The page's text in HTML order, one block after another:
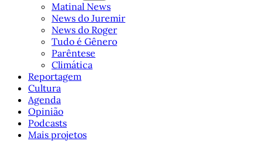
Matinal News
News do Juremir
News do Roger
Tudo é Gênero
Parêntese
Climática
Reportagem
Cultura
Agenda
Opinião
Podcasts
Mais projetos